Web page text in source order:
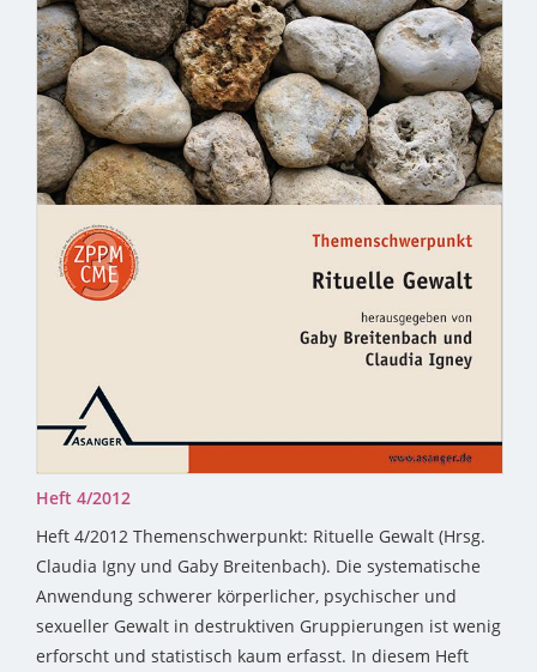
Heft 4/2012
Heft 4/2012 Themenschwerpunkt: Rituelle Gewalt (Hrsg.
Claudia Igny und Gaby Breitenbach). Die systematische
Anwendung schwerer körperlicher, psychischer und
sexueller Gewalt in destruktiven Gruppierungen ist wenig
erforscht und statistisch kaum erfasst. In diesem Heft